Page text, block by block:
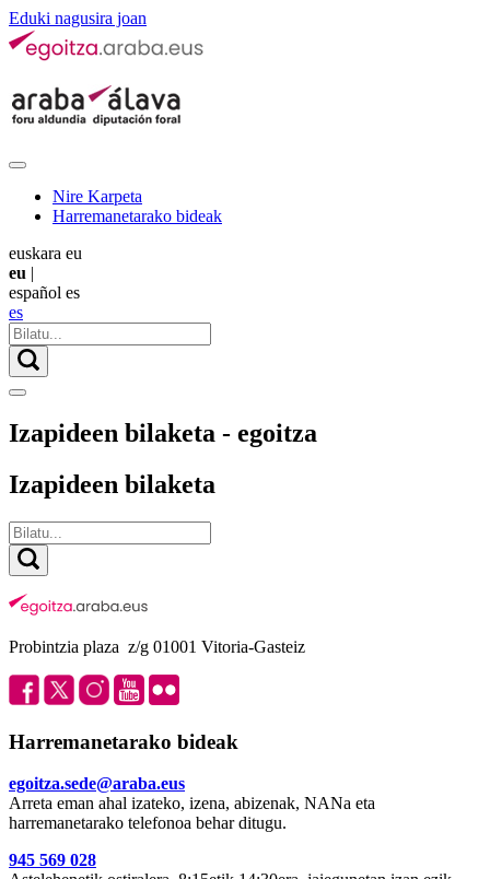
Eduki nagusira joan
Nire Karpeta
Harremanetarako bideak
euskara eu
eu |
español es
es
Izapideen bilaketa - egoitza
Izapideen bilaketa
Probintzia plaza z/g 01001 Vitoria-Gasteiz
Harremanetarako bideak
egoitza.sede@araba.eus
Arreta eman ahal izateko, izena, abizenak, NANa eta
harremanetarako telefonoa behar ditugu.
945 569 028